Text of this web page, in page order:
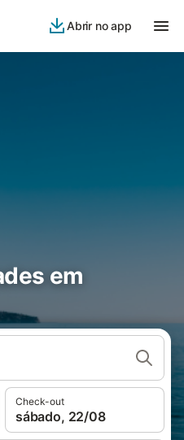
Abrir no app
em
Check-out
sábado, 22/08